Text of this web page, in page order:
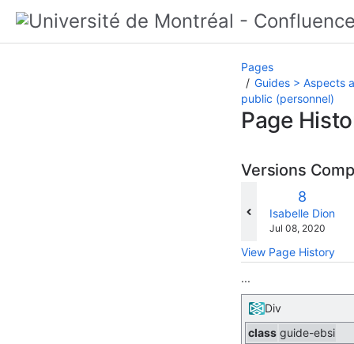
Pages
Guides > Aspects
public (personnel)
Page
Versions
Old
Version
8
Isabelle Dion
Saved
Jul 08, 2020
View Page History
...
Div
class guide-ebsi